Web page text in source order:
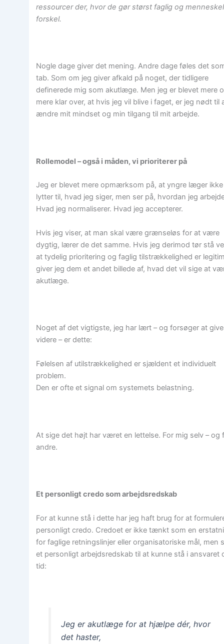
ressourcer der, hvor de gør størst faglig og
forskel.
Nogle dage giver det mening. Andre dage føles det
tab. Som om jeg giver afkald på noget, der tidligere
definerede mig som akutlæge. Men jeg er blevet mere
mere klar over, at hvis jeg vil blive i faget, er jeg nødt til
ændre mit mindset og min tilgang til mit arbejde.
Rollemodel – også i måden, vi prioriterer på
Jeg er blevet mere opmærksom på, at yngre læger
lytter til, hvad jeg siger, men ser på, hvordan jeg
Hvad jeg normaliserer. Hvad jeg accepterer.
Hvis jeg viser, at man skal være grænseløs for at være
dygtig, lærer de det samme. Hvis jeg derimod tør stå
at tydelig prioritering og faglig tilstrækkelighed er
giver jeg dem et andet billede af, hvad det vil sige at
akutlæge.
Noget af det vigtigste, jeg har lært – og forsøger at give
videre – er dette:
Følelsen af utilstrækkelighed er sjældent et individuelt
problem.
Den er ofte et signal om systemets belastning.
At sige det højt har været en lettelse. For mig selv – og
andre.
Et personligt credo som arbejdsredskab
For at kunne stå i dette har jeg haft brug for at
personligt credo. Credoet er ikke tænkt som en
for faglige retningslinjer eller organisatoriske mål, men
et personligt arbejdsredskab til at kunne stå i ansvaret
tid:
Jeg er akutlæge for at hjælpe dér, hvor
det haster,